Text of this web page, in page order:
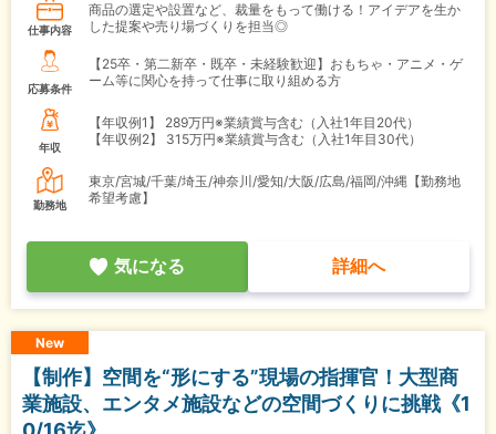
仕事内容
商品の選定や設置など、裁量をもって働ける！アイデアを生か
した提案や売り場づくりを担当◎
応募条件
【25卒・第二新卒・既卒・未経験歓迎】おもちゃ・アニメ・ゲ
ーム等に関心を持って仕事に取り組める方
年収
【年収例1】
289万円※業績賞与含む（入社1年目20代）
【年収例2】
315万円※業績賞与含む（入社1年目30代）
勤務地
東京/宮城/千葉/埼玉/神奈川/愛知/大阪/広島/福岡/沖縄【勤務地
希望考慮】
気になる 詳細へ
New
【制作】空間を“形にする”現場の指揮官！大型商
業施設、エンタメ施設などの空間づくりに挑戦《1